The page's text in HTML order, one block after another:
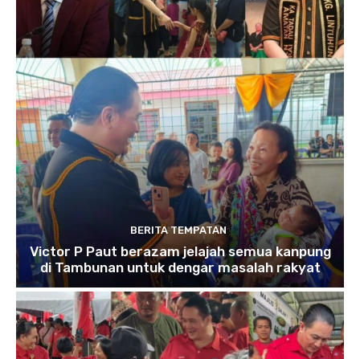
BERITA TEMPATAN
Victor P Paut berazam jelajah semua kanpung
di Tambunan untuk dengar masalah rakyat